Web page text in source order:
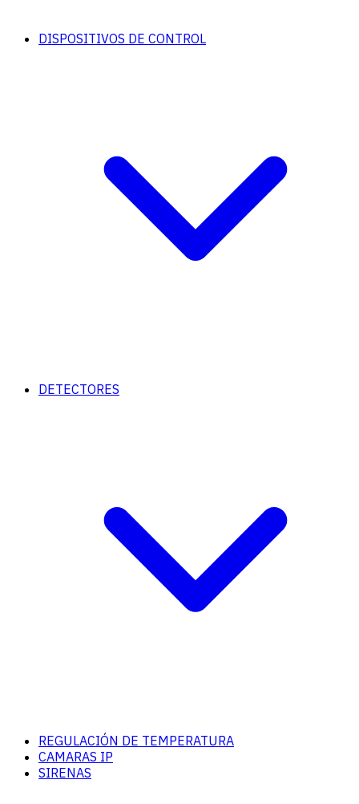
DISPOSITIVOS DE CONTROL
DETECTORES
REGULACIÓN DE TEMPERATURA
CAMARAS IP
SIRENAS